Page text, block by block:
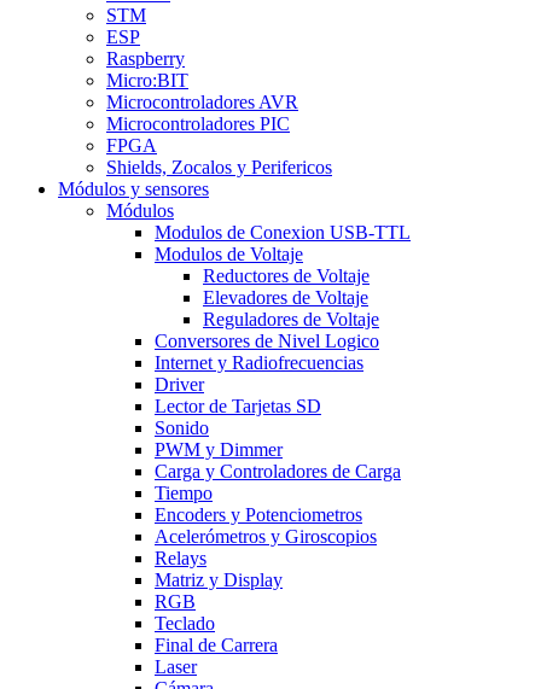
STM
ESP
Raspberry
Micro:BIT
Microcontroladores AVR
Microcontroladores PIC
FPGA
Shields, Zocalos y Perifericos
Módulos y sensores
Módulos
Modulos de Conexion USB-TTL
Modulos de Voltaje
Reductores de Voltaje
Elevadores de Voltaje
Reguladores de Voltaje
Conversores de Nivel Logico
Internet y Radiofrecuencias
Driver
Lector de Tarjetas SD
Sonido
PWM y Dimmer
Carga y Controladores de Carga
Tiempo
Encoders y Potenciometros
Acelerómetros y Giroscopios
Relays
Matriz y Display
RGB
Teclado
Final de Carrera
Laser